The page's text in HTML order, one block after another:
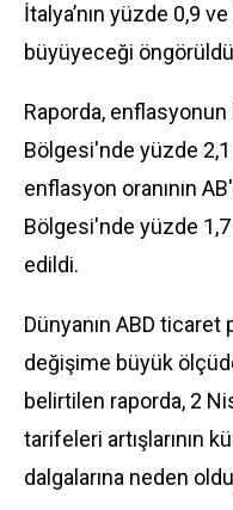
İtalya’nın yüzde 0,9
büyüyeceği
Raporda, enflasyonun
Bölgesi'nde yüzde 2,1
enflasyon oranının
Bölgesi'nde yüzde
edildi.
Dünyanın ABD ticaret
değişime büyük ölçüde
belirtilen raporda, 2
tarifeleri artışlarının
dalgalarına neden